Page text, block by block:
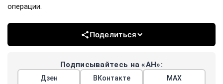
операции.
Поделиться
Подписывайтесь на «АН»:
Дзен ВКонтакте МАХ